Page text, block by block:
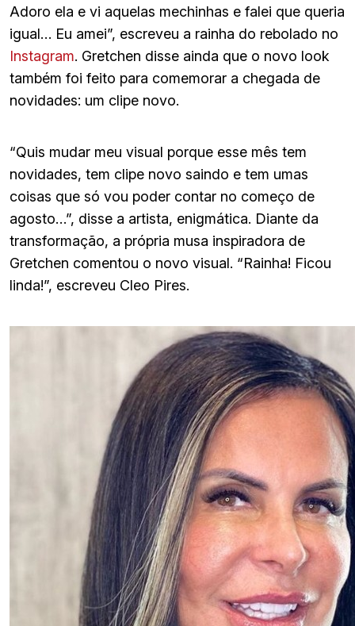
Adoro ela e vi aquelas mechinhas e falei que queria
igual… Eu amei”, escreveu a rainha do rebolado no
Instagram. Gretchen disse ainda que o novo look
também foi feito para comemorar a chegada de
novidades: um clipe novo.
“Quis mudar meu visual porque esse mês tem
novidades, tem clipe novo saindo e tem umas
coisas que só vou poder contar no começo de
agosto…”, disse a artista, enigmática. Diante da
transformação, a própria musa inspiradora de
Gretchen comentou o novo visual. “Rainha! Ficou
linda!”, escreveu Cleo Pires.